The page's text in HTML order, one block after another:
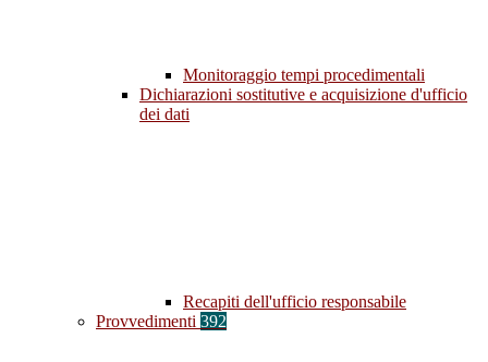
Monitoraggio tempi procedimentali
Dichiarazioni sostitutive e acquisizione d'ufficio
dei dati
Recapiti dell'ufficio responsabile
Provvedimenti 392